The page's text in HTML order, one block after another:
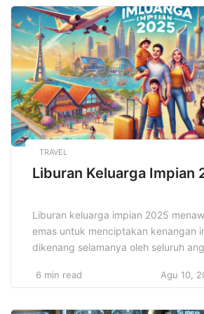
merumuskan langkah-langkah yang
mencapai tujuan jangka panjang. Hal
memungkinkan bisnis untuk bekerja
[…]
TRAVEL
Liburan Keluarga Impian
Liburan keluarga impian 2025
emas untuk menciptakan kenangan
dikenang selamanya oleh seluruh
pengalaman menarik, mulai dari
hingga liburan budaya yang
6 min read Agu 10,